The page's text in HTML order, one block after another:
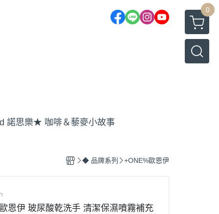
0
諾思樂★ 咖啡＆藜麥小故事
◆ 品牌系列 +ONE%歐恩伊
恩伊 玻尿酸乾洗手 清潔保濕噴霧補充